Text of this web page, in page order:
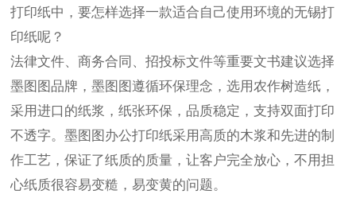
打印纸中，要怎样选择一款适合自己使用环境的无锡打
印纸呢？
法律文件、商务合同、招投标文件等重要文书建议选择
墨图图品牌，墨图图遵循环保理念，选用农作树造纸，
采用进口的纸浆，纸张环保，品质稳定，支持双面打印
不透字。墨图图办公打印纸采用高质的木浆和先进的制
作工艺，保证了纸质的质量，让客户完全放心，不用担
心纸质很容易变糙，易变黄的问题。